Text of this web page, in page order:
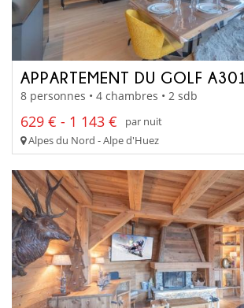
APPARTEMENT DU GOLF A301
8 personnes • 4 chambres • 2 sdb
629 € - 1 143 €
par nuit
Alpes du Nord - Alpe d'Huez